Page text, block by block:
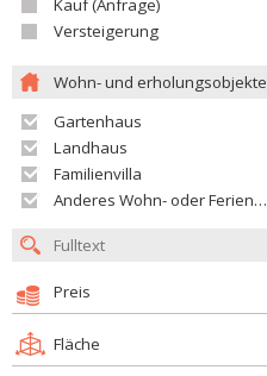
Kauf (Anfrage)
Versteigerung
Wohn- und erholungsobjekte
Gartenhaus
Landhaus
Familienvilla
Anderes Wohn- oder Ferienobjekt
Preis
Fläche